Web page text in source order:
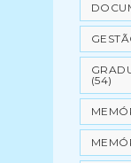
(54)